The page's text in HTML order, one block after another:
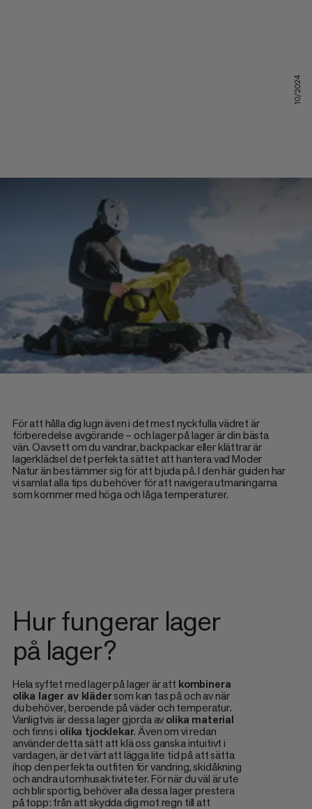
10/2024
För att hålla dig lugn även i det mest nyckfulla vädret är
förberedelse avgörande – och lager på lager är din bästa
vän. Oavsett om du vandrar, backpackar eller klättrar är
lagerklädsel det perfekta sättet att hantera vad Moder
Natur än bestämmer sig för att bjuda på. I den här guiden har
vi samlat alla tips du behöver för att navigera utmaningarna
som kommer med höga och låga temperaturer.
Hur fungerar lager
på lager?
Hela syftet med lager på lager är att kombinera
olika lager av klädersom kan tas på och av när
du behöver, beroende på väder och temperatur.
Vanligtvis är dessa lager gjorda avolika material
och finns i olika tjocklekar. Även om vi redan
använder detta sätt att klä oss ganska intuitivt i
vardagen, är det värt att lägga lite tid på att sätta
ihop den perfekta outfiten för vandring, skidåkning
och andra utomhusaktiviteter. För när du väl är ute
och blir sportig, behöver alla dessa lager prestera
på topp: från att skydda dig mot regn till att